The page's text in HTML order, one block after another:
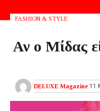
FASHION & STYLE
Αν ο Μίδας
DELUXE Magazine 11